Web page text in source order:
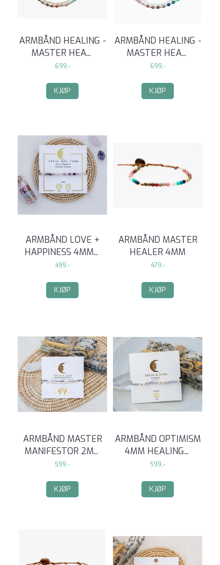
ARMBÅND HEALING -
MASTER HEA...
699,-
KJØP
ARMBÅND HEALING -
MASTER HEA...
699,-
KJØP
ARMBÅND LOVE +
HAPPINESS 4MM...
499,-
KJØP
ARMBÅND MASTER
HEALER 4MM
479,-
KJØP
ARMBÅND MASTER
MANIFESTOR 2M...
599,-
KJØP
ARMBÅND OPTIMISM
4MM HEALING...
599,-
KJØP